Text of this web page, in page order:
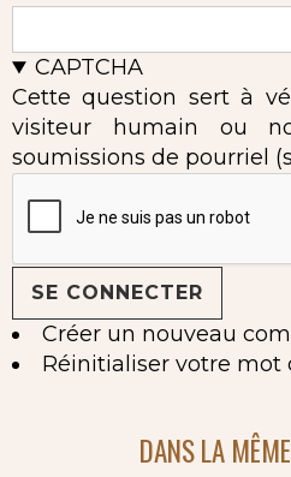
CAPTCHA
Cette question sert à
visiteur humain ou
soumissions de pourriel
Créer un nouveau
Réinitialiser votre mot
DANS LA